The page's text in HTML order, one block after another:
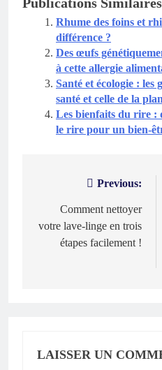
Rhume des foins et
différence ?
Des œufs
à cette allergie
Santé et écologie : les
santé et celle de la
Les bienfaits du rire :
le rire pour un bien-
Navigation
l’article
Previous:
Comment nettoyer
votre lave-linge en trois
étapes facilement !
LAISSER UN